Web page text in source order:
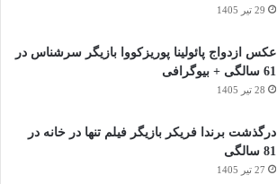
29 تیر 1405
عکس ازدواج پائولینا پوریزکووا بازیگر سرشناس در
61 سالگی + بیوگرافی
28 تیر 1405
درگذشت برندا فریکر بازیگر فیلم تنها در خانه در
81 سالگی
27 تیر 1405